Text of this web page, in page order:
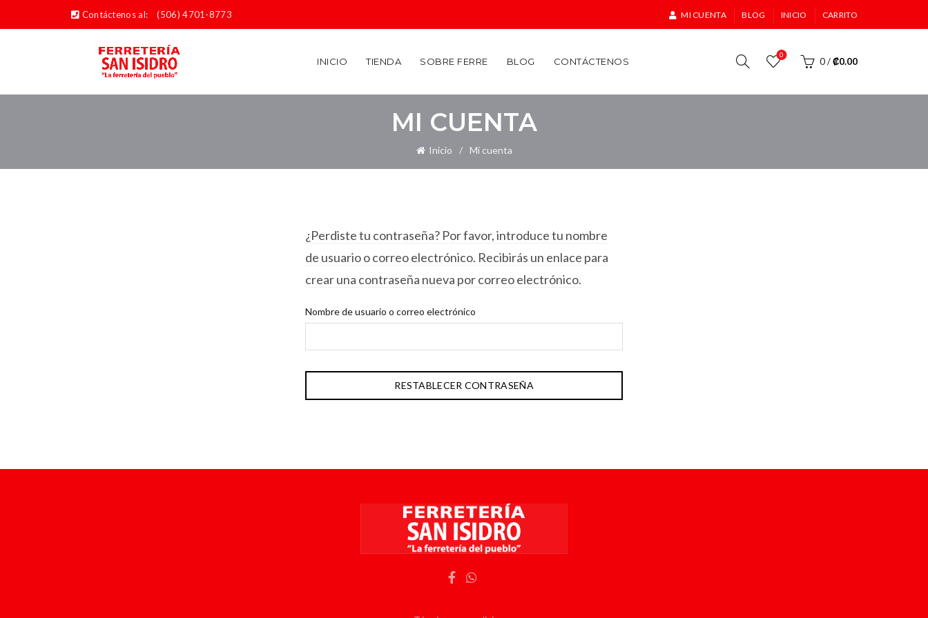
Contáctenos al: (506) 4701-8773 MI CUENTA BLOG INICIO CARRITO
INICIO TIENDA SOBRE FERRE BLOG CONTÁCTENOS
0
0/₡0.00
MI CUENTA
Inicio Mi cuenta
¿Perdiste tu contraseña? Por favor, introduce tu nombre
de usuario o correo electrónico. Recibirás un enlace para
crear una contraseña nueva por correo electrónico.
Nombre de usuario o correo electrónico
RESTABLECER CONTRASEÑA